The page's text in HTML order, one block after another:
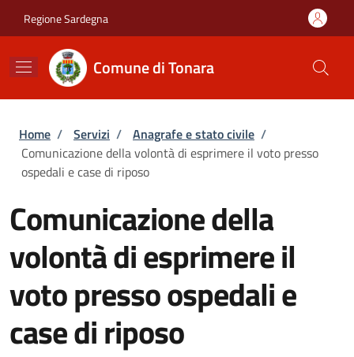
Regione Sardegna
Comune di Tonara
Briciole di pane
Home / Servizi / Anagrafe e stato civile /
Comunicazione della volontà di esprimere il voto presso
ospedali e case di riposo
Comunicazione della
volontà di esprimere il
voto presso ospedali e
case di riposo